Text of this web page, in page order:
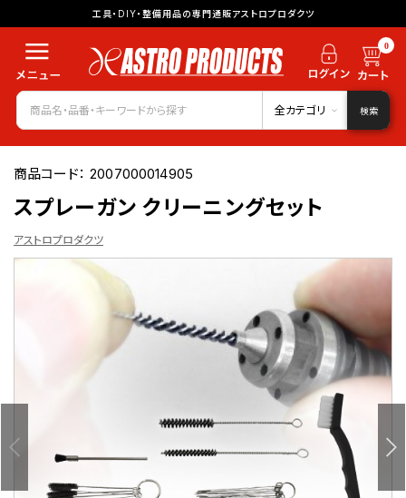
工具・DIY・整備用品の専門通販アストロプロダクツ
0
全カテゴリ 検索
商品コード：2007000014905
スプレーガン クリーニングセット
アストロプロダクツ